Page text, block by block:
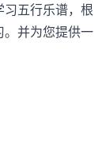
五行乐谱，根
并为您提供一